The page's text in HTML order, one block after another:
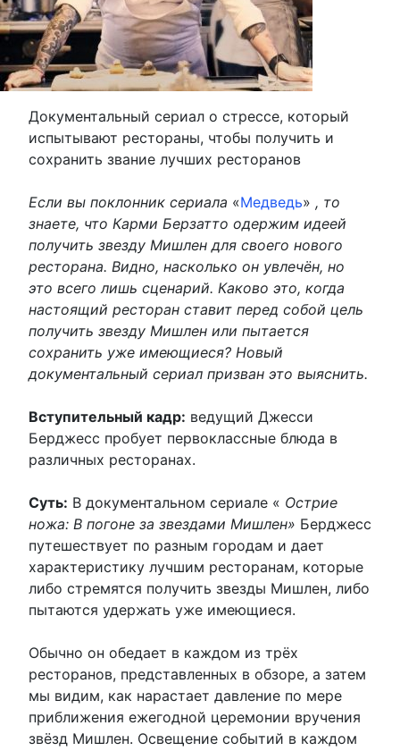
Документальный сериал о стрессе, который
испытывают рестораны, чтобы получить и
сохранить звание лучших ресторанов
Если вы поклонник сериала «Медведь» , то
знаете, что Карми Берзатто одержим идеей
получить звезду Мишлен для своего нового
ресторана. Видно, насколько он увлечён, но
это всего лишь сценарий. Каково это, когда
настоящий ресторан ставит перед собой цель
получить звезду Мишлен или пытается
сохранить уже имеющиеся? Новый
документальный сериал призван это выяснить.
Вступительный кадр: ведущий Джесси
Берджесс пробует первоклассные блюда в
различных ресторанах.
Суть: В документальном сериале « Острие
ножа: В погоне за звездами Мишлен» Берджесс
путешествует по разным городам и дает
характеристику лучшим ресторанам, которые
либо стремятся получить звезды Мишлен, либо
пытаются удержать уже имеющиеся.
Обычно он обедает в каждом из трёх
ресторанов, представленных в обзоре, а затем
мы видим, как нарастает давление по мере
приближения ежегодной церемонии вручения
звёзд Мишлен. Освещение событий в каждом